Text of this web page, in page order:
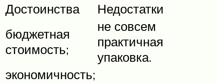
Достоинства
Недостатки
бюджетная
стоимость;
не совсем
практичная
упаковка.
экономичность;